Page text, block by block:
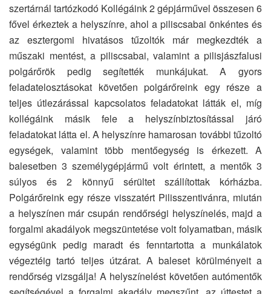
szertárnál tartózkodó Kollégáink 2 gépjárművel összesen 6
fővel érkeztek a helyszínre, ahol a piliscsabai önkéntes és
az esztergomi hivatásos tűzoltók már megkezdték a
műszaki mentést, a piliscsabai, valamint a pilisjászfalusi
polgárőrök pedig segítették munkájukat. A gyors
feladatelosztásokat követően polgárőreink egy része a
teljes útlezárással kapcsolatos feladatokat látták el, míg
kollégáink másik fele a helyszínbiztosítással járó
feladatokat látta el. A helyszínre hamarosan további tűzoltó
egységek, valamint több mentőegység is érkezett. A
balesetben 3 személygépjármű volt érintett, a mentők 3
súlyos és 2 könnyű sérültet szállítottak kórházba.
Polgárőreink egy része visszatért Pilisszentivánra, miután
a helyszínen már csupán rendőrségi helyszínelés, majd a
forgalmi akadályok megszüntetése volt folyamatban, másik
egységünk pedig maradt és fenntartotta a munkálatok
végeztéig tartó teljes útzárat. A baleset körülményeit a
rendőrség vizsgálja! A helyszínelést követően autómentők